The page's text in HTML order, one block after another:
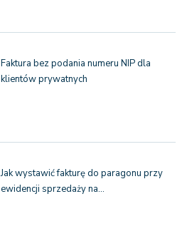
Faktura bez podania numeru NIP dla
klientów prywatnych
Jak wystawić fakturę do paragonu przy
ewidencji sprzedaży na…